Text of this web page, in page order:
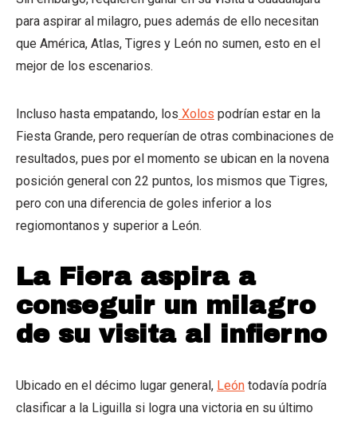
para aspirar al milagro, pues además de ello necesitan
que América, Atlas, Tigres y León no sumen, esto en el
mejor de los escenarios.
Incluso hasta empatando, los Xolos podrían estar en la
Fiesta Grande, pero requerían de otras combinaciones de
resultados, pues por el momento se ubican en la novena
posición general con 22 puntos, los mismos que Tigres,
pero con una diferencia de goles inferior a los
regiomontanos y superior a León.
La Fiera aspira a
conseguir un milagro
de su visita al infierno
Ubicado en el décimo lugar general, León todavía podría
clasificar a la Liguilla si logra una victoria en su último